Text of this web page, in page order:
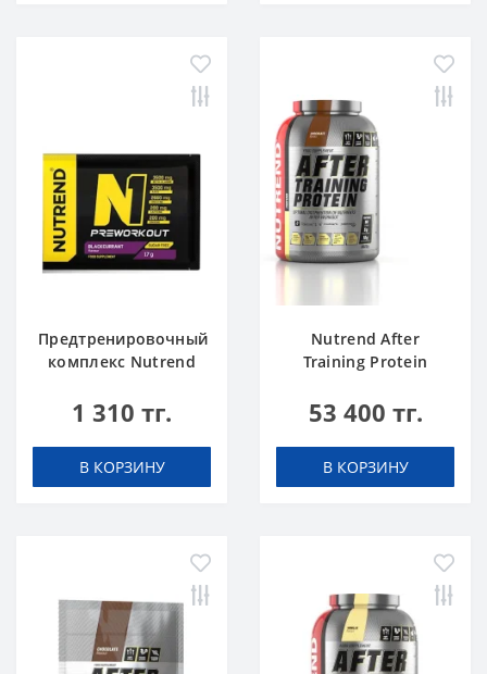
Предтренировочный
комплекс Nutrend
1 310 тг.
В КОРЗИНУ
Nutrend After
Training Protein
53 400 тг.
В КОРЗИНУ